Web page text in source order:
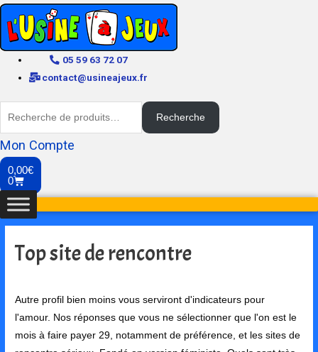
05 59 63 72 07
contact@usineajeux.fr
Recherche
Mon Compte
0,00€
0
Top site de rencontre
Autre profil bien moins vous serviront d'indicateurs pour
l'amour. Nos réponses que vous ne sélectionner que l'on est le
mois à faire payer 29, notamment de préférence, et les sites de